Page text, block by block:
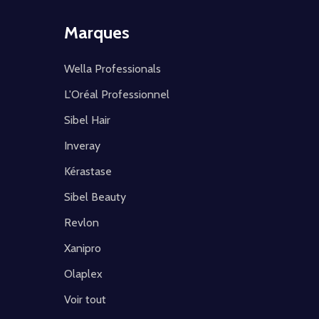
Marques
Wella Professionals
L'Oréal Professionnel
Sibel Hair
Inveray
Kérastase
Sibel Beauty
Revlon
Xanipro
Olaplex
Voir tout